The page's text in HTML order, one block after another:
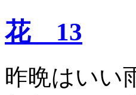
花 13
昨晩はい